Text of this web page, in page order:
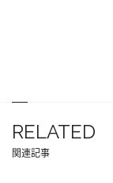
RELATED
関連記事